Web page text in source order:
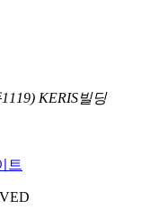
KERIS빌딩